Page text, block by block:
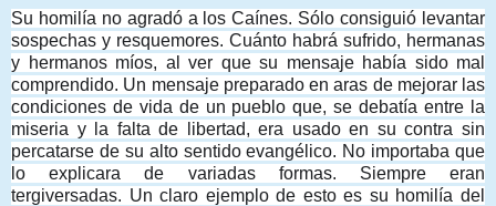
Su homilía no agradó a los Caínes. Sólo consiguió levantar
sospechas y resquemores. Cuánto habrá sufrido, hermanas
y hermanos míos, al ver que su mensaje había sido mal
comprendido. Un mensaje preparado en aras de mejorar las
condiciones de vida de un pueblo que, se debatía entre la
miseria y la falta de libertad, era usado en su contra sin
percatarse de su alto sentido evangélico. No importaba que
lo explicara de variadas formas. Siempre eran
tergiversadas. Un claro ejemplo de esto es su homilía del